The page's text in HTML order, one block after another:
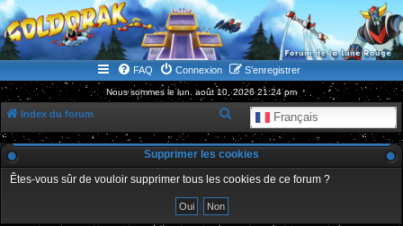
WWW.GOLDORAKGO.COM
le site de la Lune Rouge
FAQ Connexion S’enregistrer
Nous sommes le lun. août 10, 2026 21:24 pm
Index du forum Français
e
c
h
Supprimer les cookies
Êtes-vous sûr de vouloir supprimer tous les cookies de ce forum ?